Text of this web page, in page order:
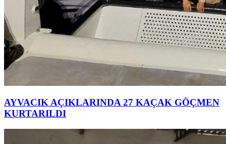
AYVACIK AÇIKLARINDA 27 KAÇAK GÖÇMEN
KURTARILDI